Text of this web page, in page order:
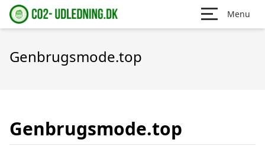
Menu
Genbrugsmode.top
Genbrugsmode.top